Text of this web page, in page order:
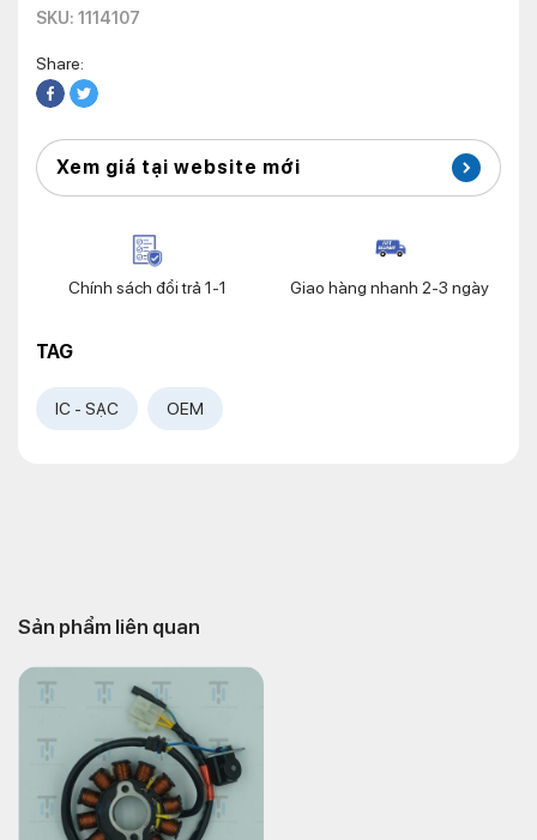
SKU: 1114107
Share:
Xem giá tại website mới
Chính sách đổi trả 1-1 Giao hàng nhanh 2-3 ngày
TAG
IC - SẠC OEM
Sản phẩm liên quan